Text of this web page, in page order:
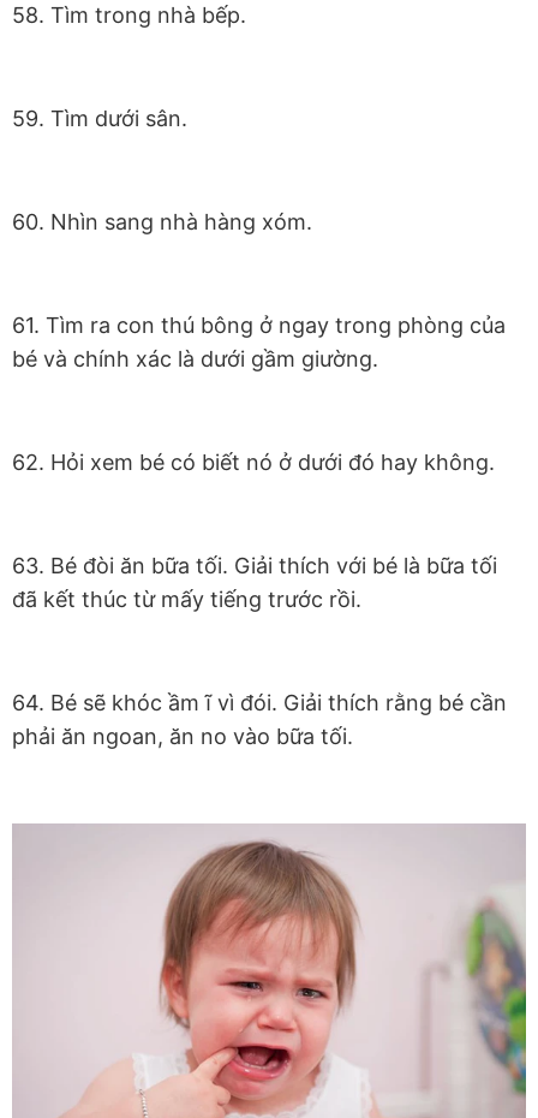
58. Tìm trong nhà bếp.
59. Tìm dưới sân.
60. Nhìn sang nhà hàng xóm.
61. Tìm ra con thú bông ở ngay trong phòng của
bé và chính xác là dưới gầm giường.
62. Hỏi xem bé có biết nó ở dưới đó hay không.
63. Bé đòi ăn bữa tối. Giải thích với bé là bữa tối
đã kết thúc từ mấy tiếng trước rồi.
64. Bé sẽ khóc ầm ĩ vì đói. Giải thích rằng bé cần
phải ăn ngoan, ăn no vào bữa tối.